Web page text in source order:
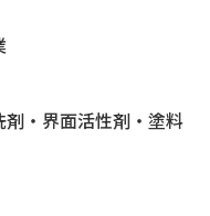
・界面活性剤・塗料